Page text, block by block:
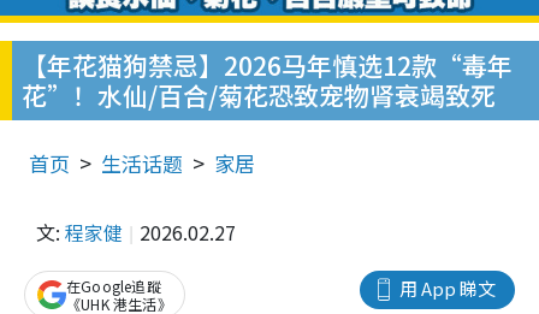
【年花猫狗禁忌】2026马年慎选12款“毒年
花”！水仙/百合/菊花恐致宠物肾衰竭致死
首页 生活话题 家居
文: 程家健 2026.02.27
用 App 睇文
在Google追蹤
《UHK 港生活》